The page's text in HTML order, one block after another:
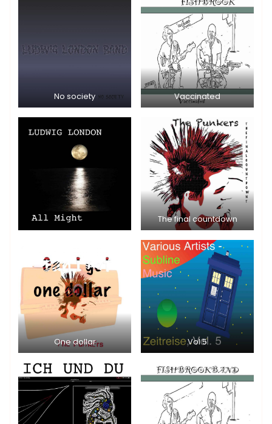
No society Vaccinated
The final countdown
One dollar Vol 5